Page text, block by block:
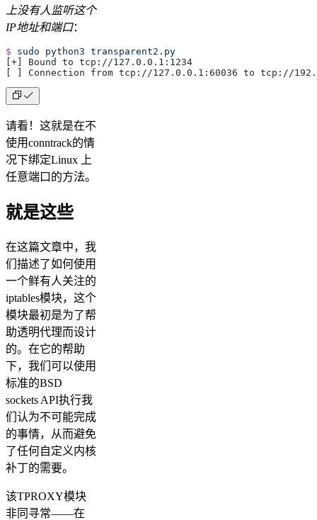
上没有人监听这个
IP地址和端口：
$ sudo python3 transparent2.py
[+] Bound to tcp://127.0.0.1:1234
[ ] Connection from tcp://127.0.0.1:60036 to tcp://
请看！这就是在不
使用conntrack的情
况下绑定Linux 上
任意端口的方法。
就是这些
在这篇文章中，我
们描述了如何使用
一个鲜有人关注的
iptables模块，这个
模块最初是为了帮
助透明代理而设计
的。在它的帮助
下，我们可以使用
标准的BSD
sockets API执行我
们认为不可能完成
的事情，从而避免
了任何自定义内核
补丁的需要。
该TPROXY模块
非同寻常——在